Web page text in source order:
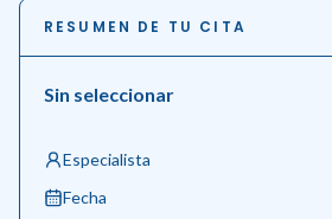
RESUMEN DE TU CITA
Sin seleccionar
Especialista
Fecha